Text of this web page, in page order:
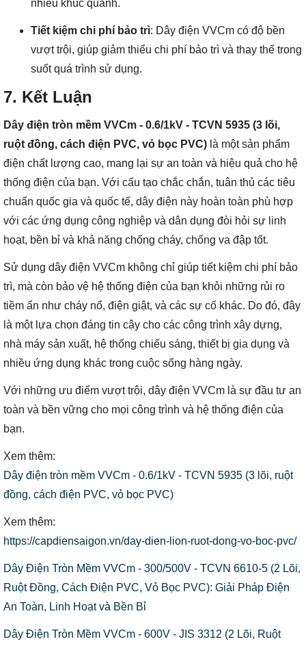
nhiều khúc quanh.
Tiết kiệm chi phí bảo trì: Dây điện VVCm có độ bền
vượt trội, giúp giảm thiểu chi phí bảo trì và thay thế trong
suốt quá trình sử dụng.
7. Kết Luận
Dây điện tròn mềm VVCm - 0.6/1kV - TCVN 5935 (3 lõi,
ruột đồng, cách điện PVC, vỏ bọc PVC) là một sản phẩm
điện chất lượng cao, mang lại sự an toàn và hiệu quả cho hệ
thống điện của bạn. Với cấu tạo chắc chắn, tuân thủ các tiêu
chuẩn quốc gia và quốc tế, dây điện này hoàn toàn phù hợp
với các ứng dụng công nghiệp và dân dụng đòi hỏi sự linh
hoạt, bền bỉ và khả năng chống cháy, chống va đập tốt.
Sử dụng dây điện VVCm không chỉ giúp tiết kiệm chi phí bảo
trì, mà còn bảo vệ hệ thống điện của bạn khỏi những rủi ro
tiềm ẩn như cháy nổ, điện giật, và các sự cố khác. Do đó, đây
là một lựa chọn đáng tin cậy cho các công trình xây dựng,
nhà máy sản xuất, hệ thống chiếu sáng, thiết bị gia dụng và
nhiều ứng dụng khác trong cuộc sống hàng ngày.
Với những ưu điểm vượt trội, dây điện VVCm là sự đầu tư an
toàn và bền vững cho mọi công trình và hệ thống điện của
bạn.
Xem thêm:
Dây điện tròn mềm VVCm - 0.6/1kV - TCVN 5935 (3 lõi, ruột
đồng, cách điện PVC, vỏ bọc PVC)
Xem thêm:
https://capdiensaigon.vn/day-dien-lion-ruot-dong-vo-boc-pvc/
Dây Điện Tròn Mềm VVCm - 300/500V - TCVN 6610-5 (2 Lõi,
Ruột Đồng, Cách Điện PVC, Vỏ Bọc PVC): Giải Pháp Điện
An Toàn, Linh Hoạt và Bền Bỉ
Dây Điện Tròn Mềm VVCm - 600V - JIS 3312 (2 Lõi, Ruột